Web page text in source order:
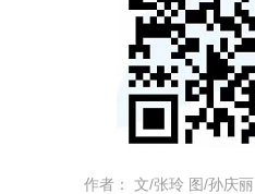
作者： 文/张玲 图/孙庆丽